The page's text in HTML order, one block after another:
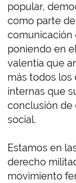
popular,
como parte
comunicación
poniendo en
valentía que
más todos los
internas que
conclusión de
social.
Estamos en
derecho
movimiento